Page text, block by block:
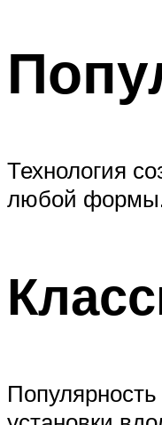
Технология
любой формы.